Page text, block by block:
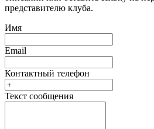
представителю клуба.
Имя
Email
Контактный телефон
Текст сообщения